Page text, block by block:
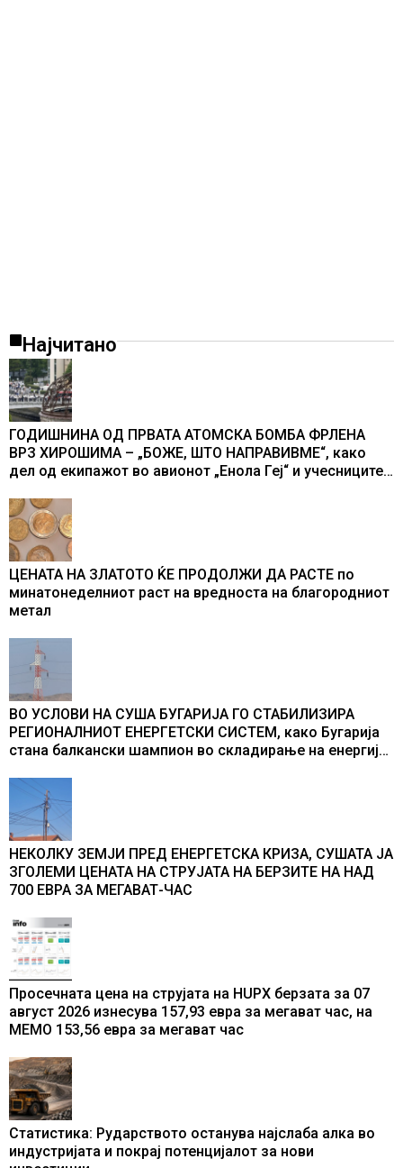
Најчитано
ГОДИШНИНА ОД ПРВАТА АТОМСКА БОМБА ФРЛЕНА
ВРЗ ХИРОШИМА – „БОЖЕ, ШТО НАПРАВИВМЕ“, како
дел од екипажот во авионот „Енола Геј“ и учесниците
промени текот на историјата
ЦЕНАТА НА ЗЛАТОТО ЌЕ ПРОДОЛЖИ ДА РАСТЕ по
минатонеделниот раст на вредноста на благородниот
метал
ВО УСЛОВИ НА СУША БУГАРИЈА ГО СТАБИЛИЗИРА
РЕГИОНАЛНИОТ ЕНЕРГЕТСКИ СИСТЕМ, како Бугарија
стана балкански шампион во складирање на енергија
НЕКОЛКУ ЗЕМЈИ ПРЕД ЕНЕРГЕТСКА КРИЗА, СУШАТА ЈА
ЗГОЛЕМИ ЦЕНАТА НА СТРУЈАТА НА БЕРЗИТЕ НА НАД
700 ЕВРА ЗА МЕГАВАТ-ЧАС
Просечната цена на струјата на HUPX берзата за 07
август 2026 изнесува 157,93 евра за мегават час, на
МЕМО 153,56 евра за мегават час
Статистика: Рударството останува најслаба алка во
индустријата и покрај потенцијалот за нови